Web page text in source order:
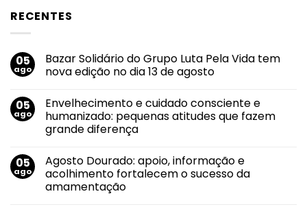
RECENTES
05
ago
Bazar Solidário do Grupo Luta Pela Vida tem
nova edição no dia 13 de agosto
em
Bazar
Solidário
do
Grupo
Pela
Vida
tem
nova
edição
05
ago
Envelhecimento e cuidado consciente e
humanizado: pequenas atitudes que fazem
grande diferença
em
Envelhecimento
e
cuidado
05
ago
Agosto Dourado: apoio, informação e
acolhimento fortalecem o sucesso da
amamentação